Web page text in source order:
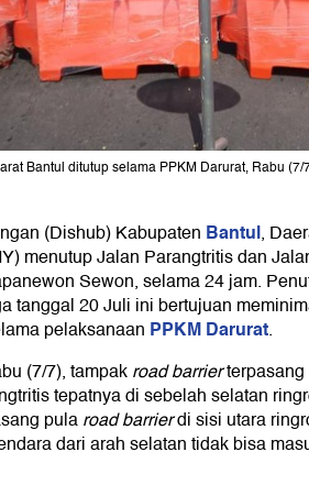
Bantul ditutup selama PPKM Darurat, Rabu
(Dishub) Kabupaten Bantul,
menutup Jalan Parangtritis dan
Sewon, selama 24 jam.
tanggal 20 Juli ini bertujuan
pelaksanaan PPKM Darurat.
(7/7), tampakroad barrierterpasang
tepatnya di sebelah selatan
pularoad barrierdi sisi utara
dari arah selatan tidak bisa